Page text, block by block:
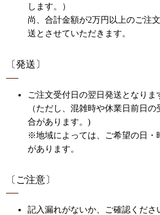
します。）
尚、合計金額が2万円以上のご注
送とさせていただきます。
〔発送〕
ご注文受付日の翌日発送となりま
（ただし、混雑時や休業日前日
合があります。)
※地域によっては、ご希望の日・
があります。
〔ご注意〕
記入漏れがないか、ご確認くださ